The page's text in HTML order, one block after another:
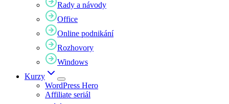
Rady a návody
Office
Online podnikání
Rozhovory
Windows
Kurzy
WordPress Hero
Affiliate seriál